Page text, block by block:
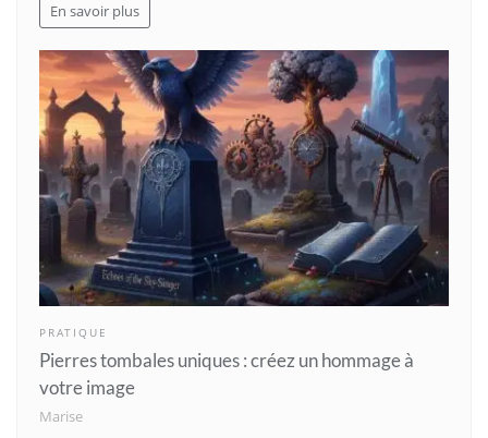
En savoir plus
PRATIQUE
Pierres tombales uniques : créez un hommage à
votre image
Marise